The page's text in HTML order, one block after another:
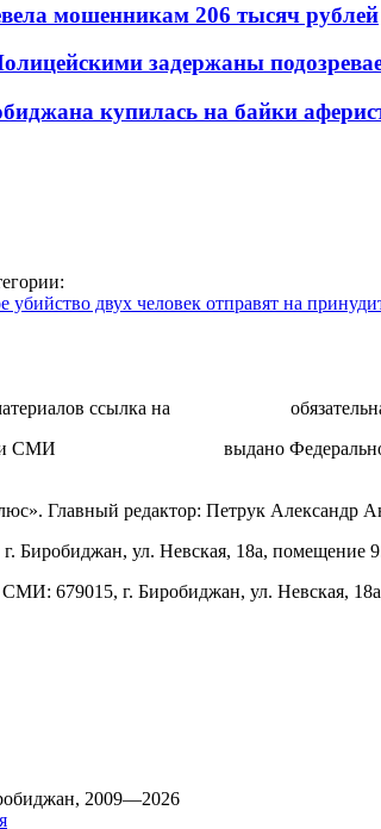
мошенникам 206 тысяч рублей
задержаны
купилась на байки
убийство двух человек отправят на
ссылка на
СМИ
выдано
Главный редактор: Петрук Александр
Биробиджан, ул. Невская, 18а, помещение
679015, г. Биробиджан, ул. Невская,
2009—2026